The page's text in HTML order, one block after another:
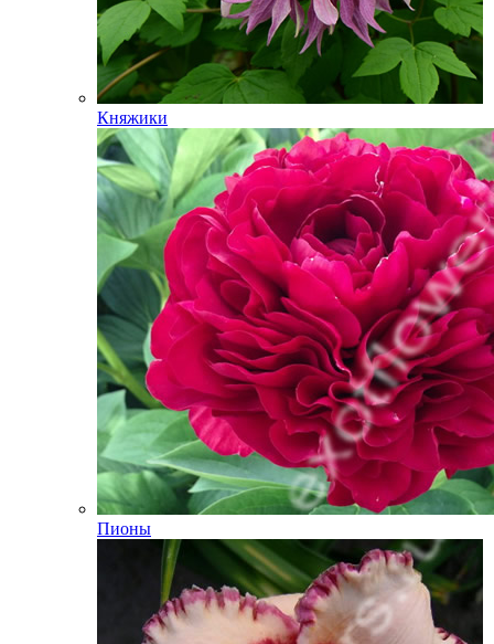
Княжики
Пионы